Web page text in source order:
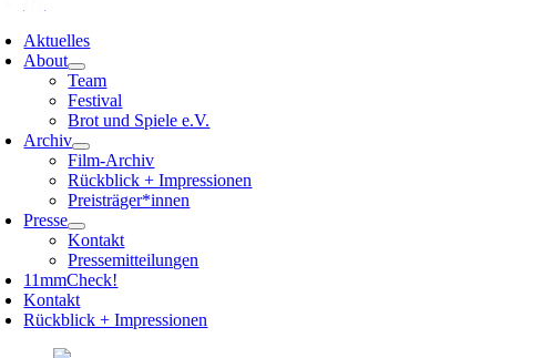
Aktuelles
About
Team
Festival
Brot und Spiele e.V.
Archiv
Film-Archiv
Rückblick + Impressionen
Preisträger*innen
Presse
Kontakt
Pressemitteilungen
11mmCheck!
Kontakt
Rückblick + Impressionen